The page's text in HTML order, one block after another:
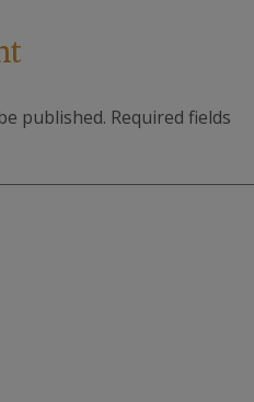
published. Required fields